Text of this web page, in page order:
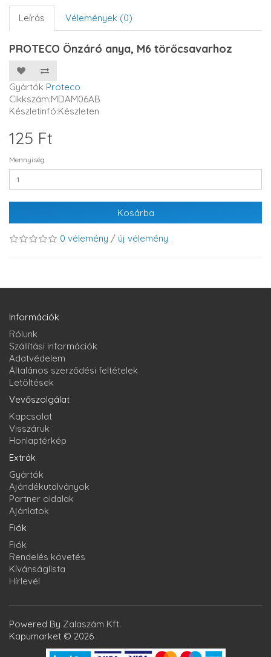
Leírás Vélemények (0)
PROTECO Önzáró anya, M6 törőcsavarhoz
Gyártók Proteco
Cikkszám:MDAM06AB
Készletinfó:Készleten
125 Ft
Mennyiség
Kosárba
0 vélemény / új vélemény
Információk
Rólunk
Szállítási információk
Adatvédelem
Általános szerződési feltételek
Letöltések
Vevőszolgálat
Kapcsolat
Visszáruk
Honlaptérkép
Extrák
Gyártók
Ajándékutalványok
Partner oldalak
Ajánlatok
Fiók
Fiók
Rendelés követés
Kívánságlista
Hírlevél
Powered By Zalaszám Kft.
Kapumarket © 2026